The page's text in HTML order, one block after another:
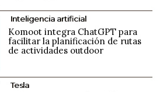
Inteligencia artificial
Komoot integra ChatGPT para
facilitar la planificación de rutas
de actividades outdoor
Tesla